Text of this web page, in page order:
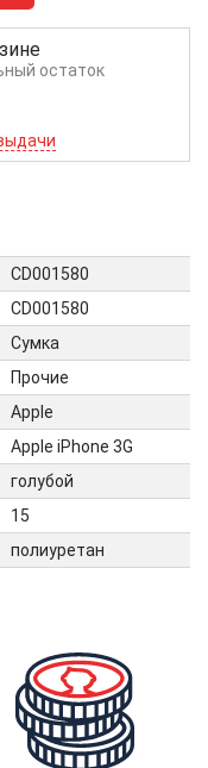
остаток
CD001580
CD001580
Сумка
Прочие
Apple
Apple iPhone 3G
голубой
15
полиуретан